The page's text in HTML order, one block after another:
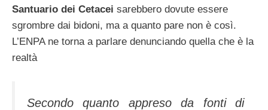
Santuario dei Cetacei sarebbero dovute essere
sgrombre dai bidoni, ma a quanto pare non è così.
L’ENPA ne torna a parlare denunciando quella che è la
realtà
Secondo quanto appreso da fonti di